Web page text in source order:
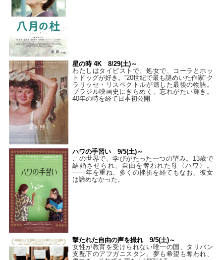
星の時 4K 8/29(土)～
わたしはタイピストで、処⼥で、コーラとホッ
トドッグが好き。“20世紀で最も謎めいた作家”ク
ラリッセ・リスペクトルが遺した最後の物語。
ブラジル映画史にきらめく、忘れがたい輝き。
40年の時を経て⽇本初公開
ハワの手習い 9/5(土)～
この世界で、学びがたった一つの望み。13歳で
結婚させられ、自由を奪われた母〈ハワ〉。
——年を重ね、多くの挫折を経てもなお、彼女
は諦めなかった。
撃たれた自由の声を撮れ 9/5(土)～
女性が教育を受けられない唯一の国、タリバン
支配下のアフガニスタン。夢も希望も奪われ、